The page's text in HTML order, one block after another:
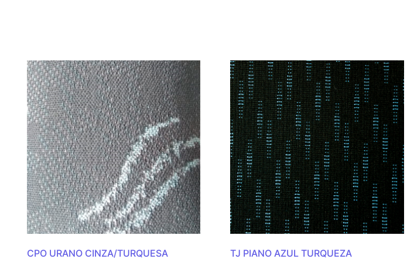
CPO URANO CINZA/TURQUESA TJ PIANO AZUL TURQUEZA